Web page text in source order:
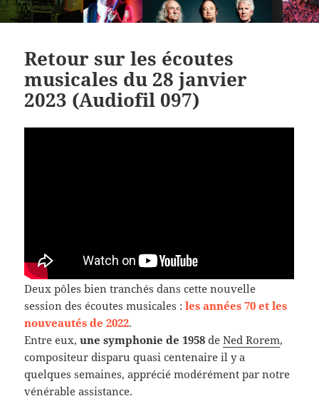
Retour sur les écoutes
musicales du 28 janvier
2023 (Audiofil 097)
Deux pôles bien tranchés dans cette nouvelle
session des écoutes musicales : les années 70 et les
nouveautés de 2022.
Entre eux,une symphonie de 1958 deNed Rorem,
compositeur disparu quasi centenaire il y a
quelques semaines, apprécié modérément par notre
vénérable assistance.